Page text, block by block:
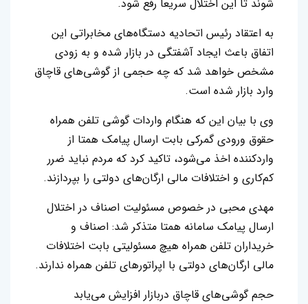
شوند تا این اختلال سریعا رفع شود.
به اعتقاد رئیس اتحادیه دستگاه‌های مخابراتی این
اتفاق باعث ایجاد آشفتگی در بازار شده و به زودی
مشخص خواهد شد که چه حجمی از گوشی‌های قاچاق
وارد بازار شده است.
وی با بیان این که هنگام واردات گوشی تلفن همراه
حقوق ورودی گمرکی بابت ارسال پیامک همتا از
واردکننده اخذ می‌شود، تاکید کرد که مردم نباید ضرر
کم‌کاری و اختلافات مالی ارگان‌های دولتی را بپردازند.
مهدی محبی در خصوص مسئولیت اصناف در اختلال
ارسال پیامک سامانه همتا متذکر شد: اصناف و
خریداران تلفن همراه هیچ مسئولیتی بابت اختلافات
مالی ارگان‌های دولتی با اپراتورهای تلفن همراه ندارند.
حجم گوشی‌های قاچاق دربازار افزایش می‌یابد